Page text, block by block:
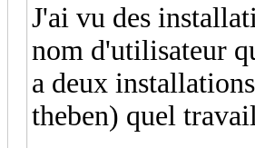
J'ai vu des
nom d'utilisateur
a deux
theben) quel